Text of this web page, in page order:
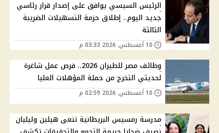
الرئيس السيسي يوافق على إصدار قرار رئاسي
جديد اليوم.. إطلاق حزمة التسهيلات الضريبة
الثالثة
وظائف مصر للطيران 2026.. فرص عمل شاغرة
لحديثي التخرج من حملة المؤهلات العليا
مدرسة رمسيس البريطانية تنعى هيلين وليليان